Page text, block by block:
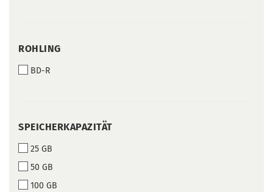
ROHLING
ROHLING
BD-R
SPEICHERKAPAZITÄT
SPEICHERKAPAZITÄT
25 GB
50 GB
100 GB